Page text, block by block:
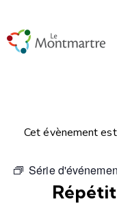
Cet évènement
Série